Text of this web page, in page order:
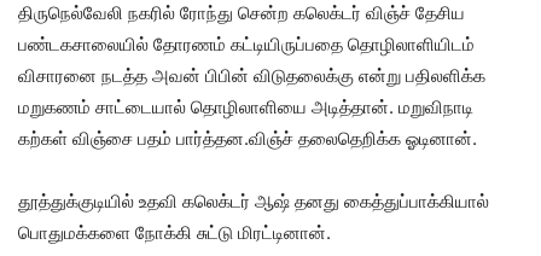
திருநெல்வேலி நகரில் ரோந்து சென்ற கலெக்டர் விஞ்ச் தேசிய
பண்டகசாலையில் தோரணம் கட்டியிருப்பதை தொழிலாளியிடம்
விசாரனை நடத்த அவன் பிபின் விடுதலைக்கு என்று பதிலளிக்க
மறுகணம் சாட்டையால் தொழிலாளியை அடித்தான். மறுவிநாடி
கற்கள் விஞ்சை பதம் பார்த்தன.விஞ்ச் தலைதெறிக்க ஓடினான்.
தூத்துக்குடியில் உதவி கலெக்டர் ஆஷ் தனது கைத்துப்பாக்கியால்
பொதுமக்களை நோக்கி சுட்டு மிரட்டினான்.